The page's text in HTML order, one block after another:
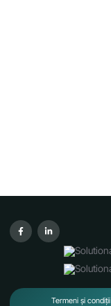
Termeni și condiții